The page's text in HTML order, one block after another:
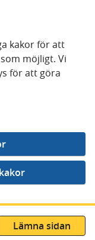
kakor för att
möjligt. Vi
för att göra
Lämna sidan